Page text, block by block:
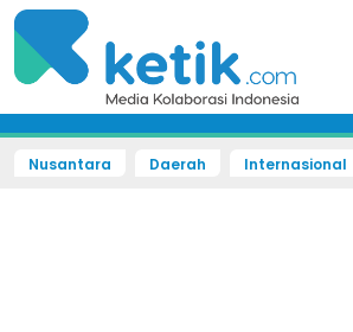
Nusantara Daerah Internasional